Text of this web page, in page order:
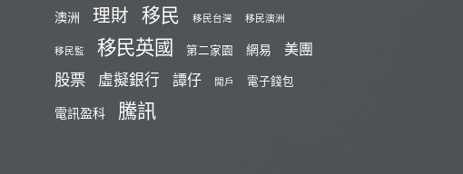
澳洲 理財 移民 移民台灣 移民澳洲
移民監 移民英國 第二家園 網易 美團
股票 虛擬銀行 譚仔 開戶 電子錢包
電訊盈科 騰訊